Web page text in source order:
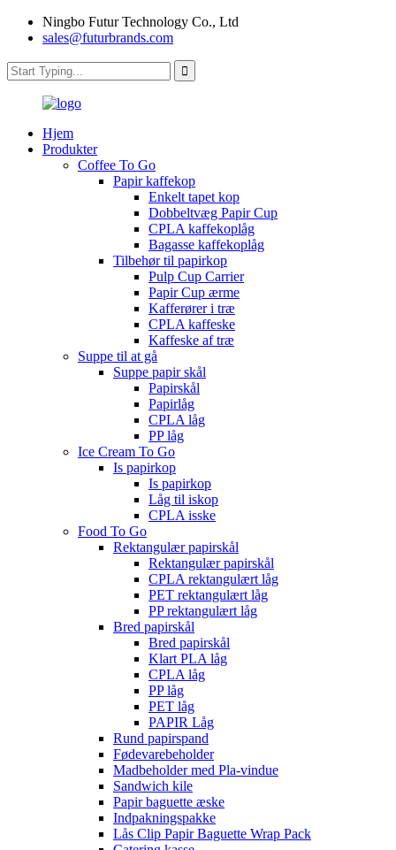
Ningbo Futur Technology Co., Ltd
sales@futurbrands.com
Hjem
Produkter
Coffee To Go
Papir kaffekop
Enkelt tapet kop
Dobbeltvæg Papir Cup
CPLA kaffekoplåg
Bagasse kaffekoplåg
Tilbehør til papirkop
Pulp Cup Carrier
Papir Cup ærme
Kafferører i træ
CPLA kaffeske
Kaffeske af træ
Suppe til at gå
Suppe papir skål
Papirskål
Papirlåg
CPLA låg
PP låg
Ice Cream To Go
Is papirkop
Is papirkop
Låg til iskop
CPLA isske
Food To Go
Rektangulær papirskål
Rektangulær papirskål
CPLA rektangulært låg
PET rektangulært låg
PP rektangulært låg
Bred papirskål
Bred papirskål
Klart PLA låg
CPLA låg
PP låg
PET låg
PAPIR Låg
Rund papirspand
Fødevarebeholder
Madbeholder med Pla-vindue
Sandwich kile
Papir baguette æske
Indpakningspakke
Lås Clip Papir Baguette Wrap Pack